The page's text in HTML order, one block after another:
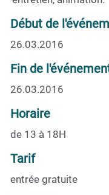
Début de
26.03.2016
Fin de
26.03.2016
Horaire
de 13 à 18H
Tarif
entrée gratuite